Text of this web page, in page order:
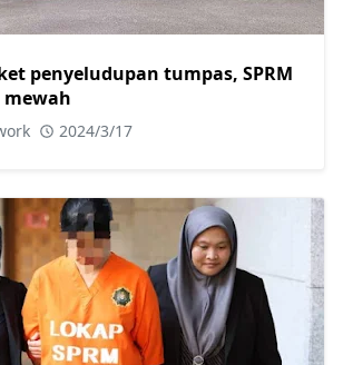
penyeludupan tumpas, SPRM
2024/3/17